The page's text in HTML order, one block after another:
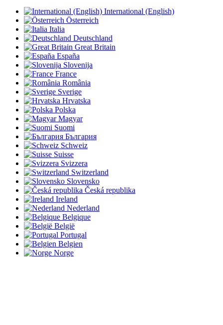
International (English)
Österreich
Italia
Deutschland
Great Britain
España
Slovenija
France
România
Sverige
Hrvatska
Polska
Magyar
Suomi
България
Schweiz
Suisse
Svizzera
Switzerland
Slovensko
Česká republika
Ireland
Nederland
Belgique
België
Portugal
Belgien
Norge